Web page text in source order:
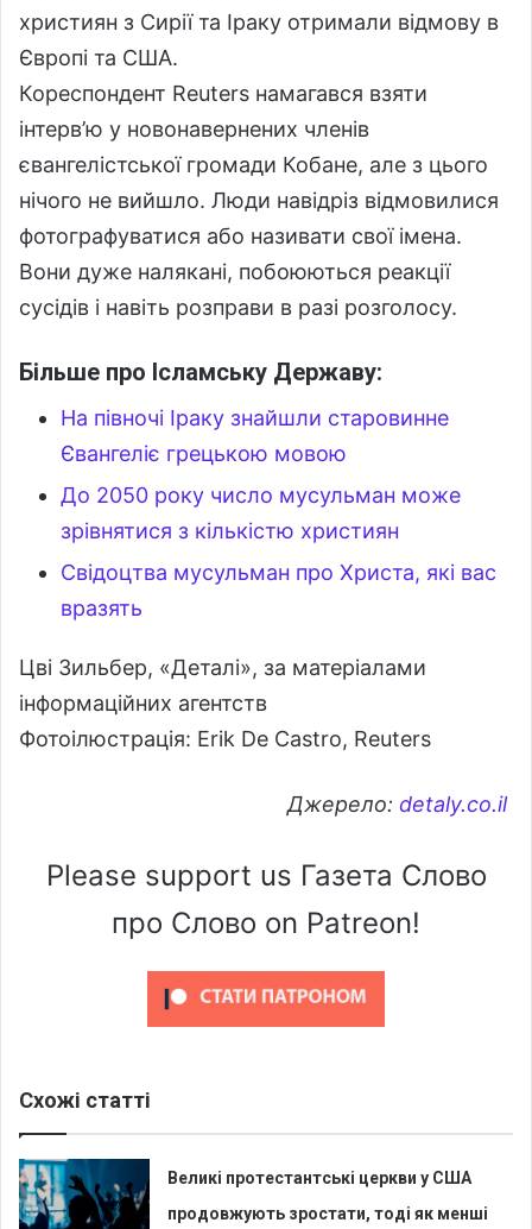
християн з Сирії та Іраку отримали відмову в
Європі та США.
Кореспондент Reuters намагався взяти
інтерв’ю у новонавернених членів
євангелістської громади Кобане, але з цього
нічого не вийшло. Люди навідріз відмовилися
фотографуватися або називати свої імена.
Вони дуже налякані, побоюються реакції
сусідів і навіть розправи в разі розголосу.
Більше про Ісламську Державу:
На півночі Іраку знайшли старовинне
Євангеліє грецькою мовою
До 2050 року число мусульман може
зрівнятися з кількістю християн
Свідоцтва мусульман про Христа, які вас
вразять
Цві Зильбер, «Деталі», за матеріалами
інформаційних агентств
Фотоілюстрація: Erik De Castro, Reuters
Джерело: detaly.co.il
Please support us Газета Слово
про Слово on Patreon!
Схожі статті
Великі протестантські церкви у США
продовжують зростати, тоді як менші